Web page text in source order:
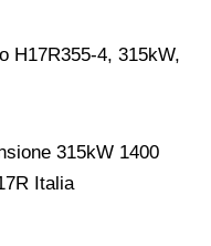
H17R355-4, 315kW,